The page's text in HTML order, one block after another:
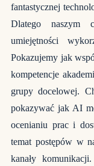
fantastycznej
Dlatego naszym
umiejętności
Pokazujemy jak
kompetencje
grupy docelowej.
pokazywać jak AI
ocenianiu prac i
temat postępów w
kanały